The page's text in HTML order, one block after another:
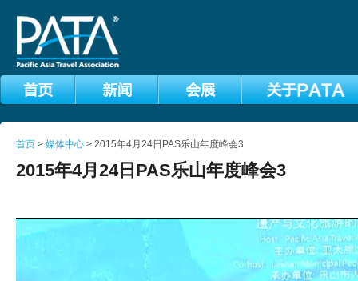
首页 > 媒体中心 > 2015年4月24日PAS乐山年度峰会3
2015年4月24日PAS乐山年度峰会3